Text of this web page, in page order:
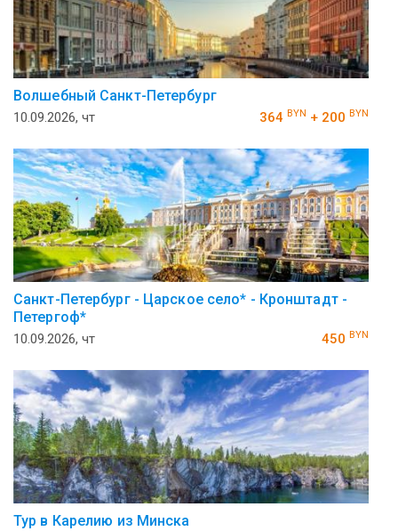
Волшебный Санкт-Петербург
10.09.2026, чт 364 BYN + 200 BYN
Санкт-Петербург - Царское село* - Кронштадт -
Петергоф*
10.09.2026, чт 450 BYN
Тур в Карелию из Минска